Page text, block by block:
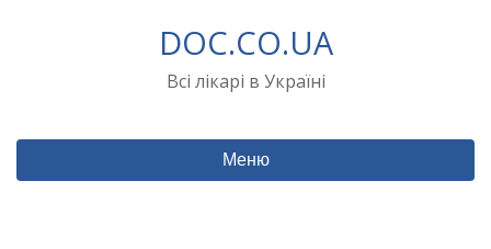
DOC.CO.UA
Всі лікарі в Україні
Меню